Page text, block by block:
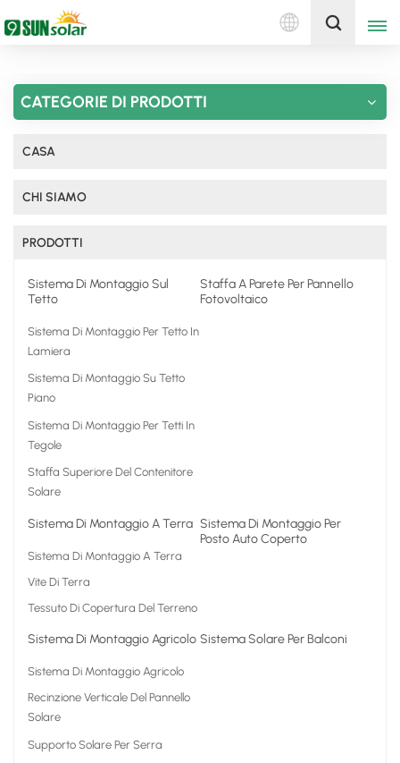
Italiano
English
português
Ottieni un preventivo
CATEGORIE DI PRODOTTI
CASA
CHI SIAMO
PRODOTTI
Sistema Di Montaggio Sul
Tetto
Sistema Di Montaggio Per Tetto In
Lamiera
Sistema Di Montaggio Su Tetto
Piano
Sistema Di Montaggio Per Tetti In
Tegole
Staffa Superiore Del Contenitore
Solare
Staffa A Parete Per Pannello
Fotovoltaico
Sistema Di Montaggio A Terra
Sistema Di Montaggio A Terra
Vite Di Terra
Tessuto Di Copertura Del Terreno
Sistema Di Montaggio Per
Posto Auto Coperto
Sistema Di Montaggio Agricolo
Sistema Di Montaggio Agricolo
Recinzione Verticale Del Pannello
Solare
Supporto Solare Per Serra
Sistema Solare Per Balconi